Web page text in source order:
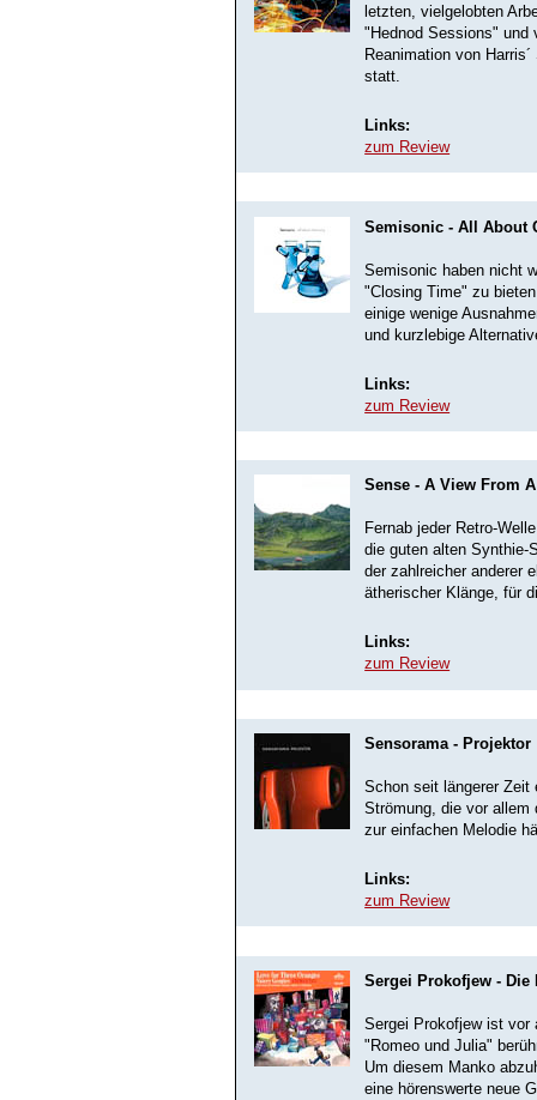
letzten, vielgelobten
"Hednod Sessions" und
Reanimation von
statt.
Links:
zum Review
Semisonic - All About
Semisonic haben nicht
"Closing Time" zu
einige wenige
und kurzlebige
Links:
zum Review
Sense - A View From
Fernab jeder Retro-
die guten alten Synthie-
der zahlreicher anderer
ätherischer Klänge, für
Links:
zum Review
Sensorama - Projektor
Schon seit längerer
Strömung, die vor
zur einfachen Melodie
Links:
zum Review
Sergei Prokofjew - Die
Sergei Prokofjew ist vor
"Romeo und Julia"
Um diesem Manko
eine hörenswerte neue